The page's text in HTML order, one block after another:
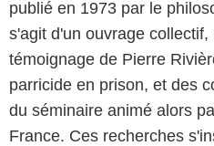
publié en 1973 par le
s'agit d'un ouvrage
témoignage de Pierre
parricide en prison, et des
du séminaire animé alors
France. Ces recherches